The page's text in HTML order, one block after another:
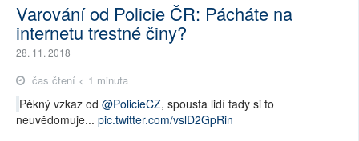
Varování od Policie ČR: Pácháte na
internetu trestné činy?
28. 11. 2018
čas čtení < 1 minuta
Pěkný vzkaz od @PolicieCZ, spousta lidí tady si to
neuvědomuje... pic.twitter.com/vslD2GpRin